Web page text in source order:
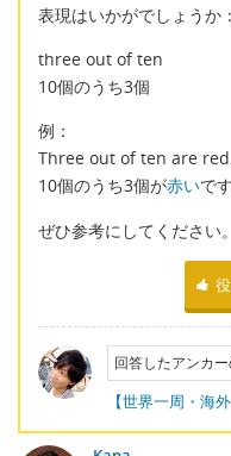
表現はいかがでしょうか：
three out of ten
10個のうち3個
例：
Three out of ten are
10個のうち3個が赤いで
ぜひ参考にしてください。
回答したアンカー
【世界一周・海